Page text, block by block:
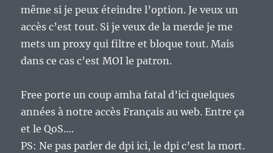
même si je peux éteindre l’option. Je veux un
accès c’est tout. Si je veux de la merde je me
mets un proxy qui filtre et bloque tout. Mais
dans ce cas c’est MOI le patron.
Free porte un coup amha fatal d’ici quelques
années à notre accès Français au web. Entre ça
et le QoS….
PS: Ne pas parler de dpi ici, le dpi c’est la mort.